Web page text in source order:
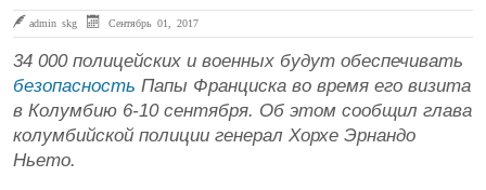
admin skg Сентябрь 01, 2017
34 000 полицейских и военных будут обеспечивать
безопасность Папы Франциска во время его визита
в Колумбию 6-10 сентября. Об этом сообщил глава
колумбийской полиции генерал Хорхе Эрнандо
Ньето.